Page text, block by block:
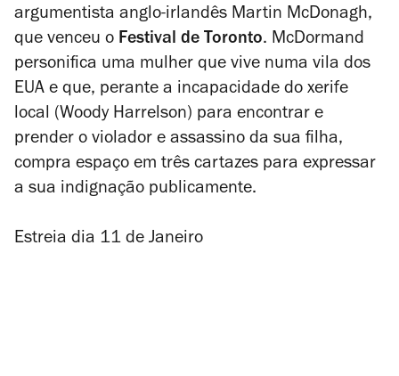
argumentista anglo-irlandês Martin McDonagh,
que venceu o Festival de Toronto. McDormand
personifica uma mulher que vive numa vila dos
EUA e que, perante a incapacidade do xerife
local (Woody Harrelson) para encontrar e
prender o violador e assassino da sua filha,
compra espaço em três cartazes para expressar
a sua indignação publicamente.
Estreia dia 11 de Janeiro